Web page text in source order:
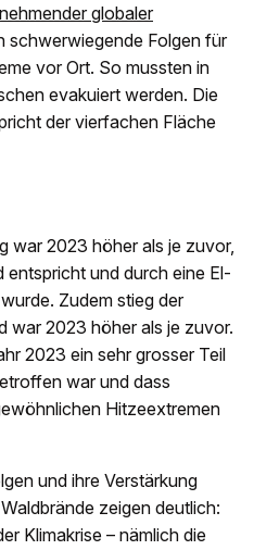
globaler
schwerwiegende Folgen für
vor Ort. So mussten in
evakuiert werden. Die
der vierfachen Fläche
war 2023 höher als je zuvor,
und durch eine El-
Zudem stieg der
war 2023 höher als je zuvor.
2023 ein sehr grosser Teil
war und dass
Hitzeextremen
und ihre Verstärkung
zeigen deutlich:
Klimakrise – nämlich die